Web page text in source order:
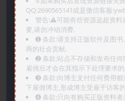
QQ:2690565141或是微信客服
警告:⚠️可能有些资源远超资料
要,请勿冲动消费.
➊️ 条款:请支持正版软件及图
商的社会贡献.
➋️ 条款:站点不存储和发布任
雇佣后才会在其指示下处理要求
➌️ 条款:向博主支付任何费用
下雇佣博主,形成博主受雇于访客
➍️ 条款:只向有购买正版资料